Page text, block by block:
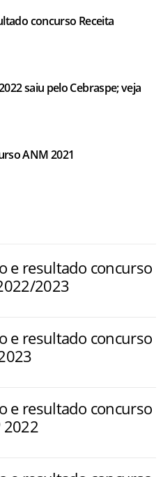
concurso Receita
saiu pelo Cebraspe; veja
ANM 2021
e resultado concurso
2023
e resultado concurso
e resultado concurso
2022